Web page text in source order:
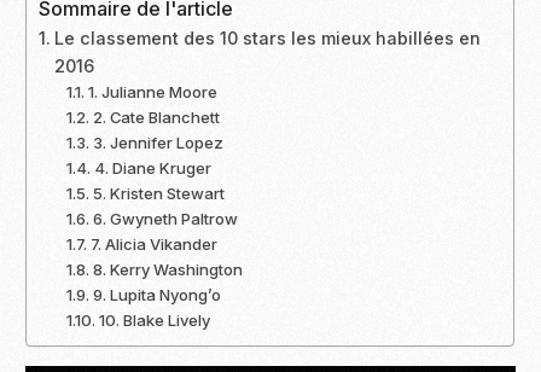
Sommaire de l'article
Le classement des 10 stars les mieux habillées en
2016
1. Julianne Moore
2. Cate Blanchett
3. Jennifer Lopez
4. Diane Kruger
5. Kristen Stewart
6. Gwyneth Paltrow
7. Alicia Vikander
8. Kerry Washington
9. Lupita Nyong’o
10. Blake Lively